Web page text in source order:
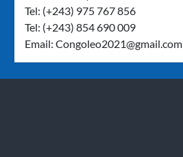
Tel: (+243) 975 767 856
Tel: (+243) 854 690 009
Email:Congoleo2021@gmail.com